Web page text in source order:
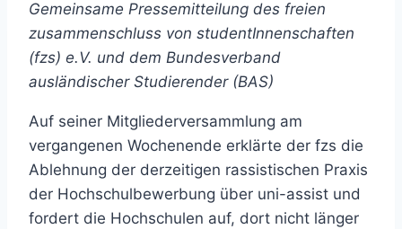
Gemeinsame Pressemitteilung des freien
zusammenschluss von studentInnenschaften
(fzs) e.V. und dem Bundesverband
ausländischer Studierender (BAS)
Auf seiner Mitgliederversammlung am
vergangenen Wochenende erklärte der fzs die
Ablehnung der derzeitigen rassistischen Praxis
der Hochschulbewerbung über uni-assist und
fordert die Hochschulen auf, dort nicht länger